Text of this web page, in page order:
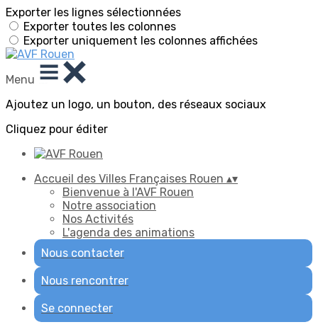
Exporter les lignes sélectionnées
Exporter toutes les colonnes
Exporter uniquement les colonnes affichées
Menu
Ajoutez un logo, un bouton, des réseaux sociaux
Cliquez pour éditer
Accueil des Villes Françaises Rouen ▴▾
Bienvenue à l'AVF Rouen
Notre association
Nos Activités
L'agenda des animations
Nous contacter
Nous rencontrer
Se connecter